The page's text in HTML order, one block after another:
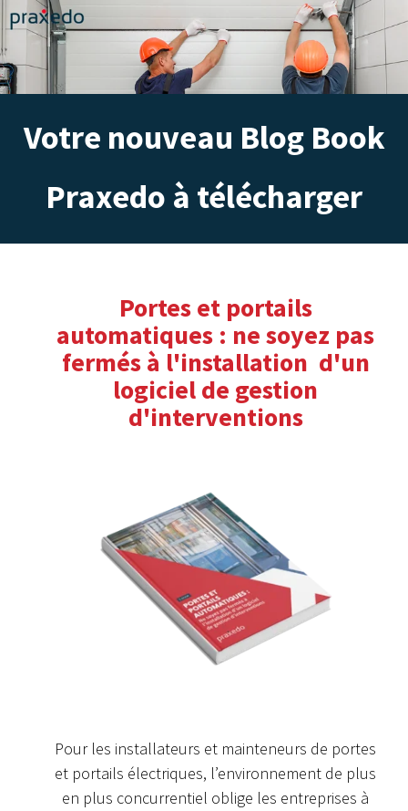
Votre nouveau Blog Book
Praxedo à télécharger
Portes et portails
automatiques : ne soyez pas
fermés à l'installation d'un
logiciel de gestion
d'interventions
Pour les installateurs et mainteneurs de portes
et portails électriques, l’environnement de plus
en plus concurrentiel oblige les entreprises à